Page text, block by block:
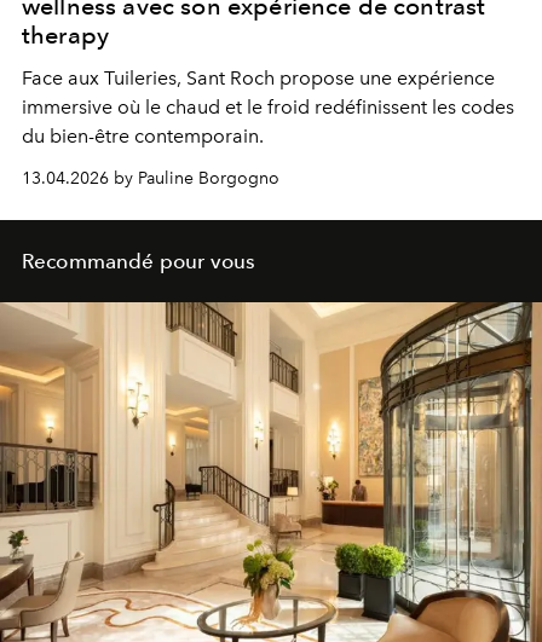
wellness avec son expérience de contrast
therapy
Face aux Tuileries, Sant Roch propose une expérience
immersive où le chaud et le froid redéfinissent les codes
du bien-être contemporain.
13.04.2026 by Pauline Borgogno
Recommandé pour vous